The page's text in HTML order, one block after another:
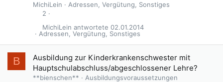
MichiLein
Adressen, Vergütung, Sonstiges
2
Adressen, Vergütung, Sonstiges
02.01.2014
MichiLein
B
Ausbildung zur Kinderkrankenschwester mit
Hauptschulabschluss/abgeschlossener Lehre?
**bienschen**
Ausbildungsvoraussetzungen